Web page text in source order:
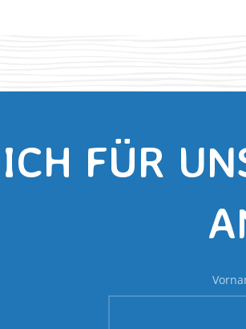
FÜR